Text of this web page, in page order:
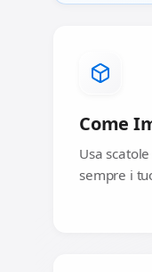
Come
Usa
sempre i